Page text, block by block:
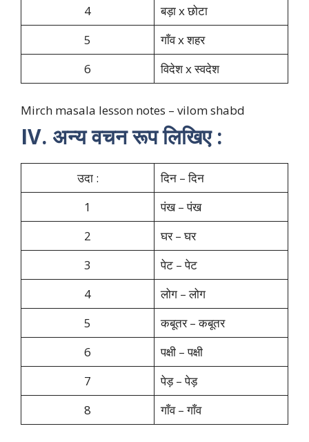
4
बड़ा x छोटा
5
गाँव x शहर
6
विदेश x स्वदेश
Mirch masala lesson notes – vilom shabd
IV. अन्य वचन रूप लिखिए :
उदा :
दिन – दिन
1
पंख – पंख
2
घर – घर
3
पेट – पेट
4
लोग – लोग
5
कबूतर – कबूतर
6
पक्षी – पक्षी
7
पेड़ – पेड़
8
गाँव – गाँव